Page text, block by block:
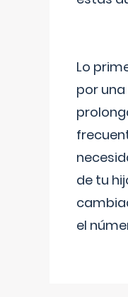
Lo
por
de tu
el